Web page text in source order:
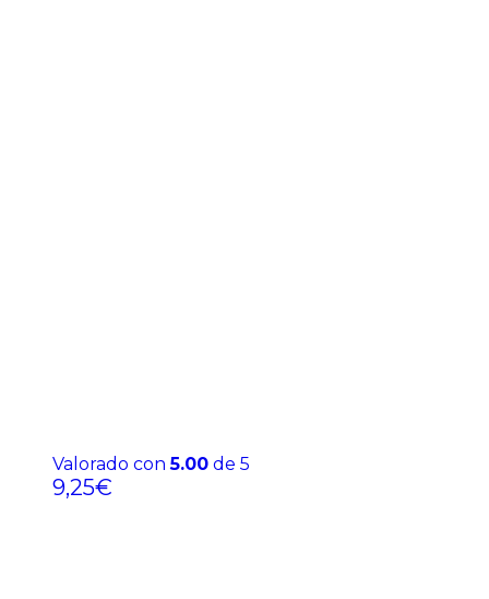
Valorado con5.00 de 5
9,25€